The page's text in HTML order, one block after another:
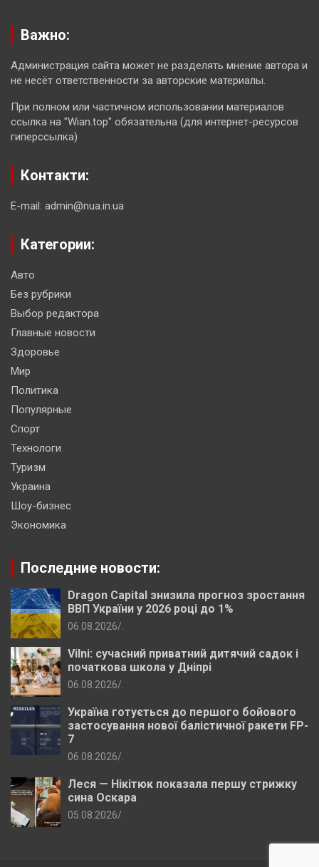
Важно:
Администрация сайта может не разделять мнение автора и
не несёт ответственности за авторские материалы.
При полном или частичном использовании материалов
ссылка на "Wian.top" обязательна (для интернет-ресурсов
гиперссылка)
Контакти:
E-mail: admin@nua.in.ua
Категории:
Авто
Без рубрики
Выбор редактора
Главные новости
Здоровье
Мир
Политика
Популярные
Спорт
Технологи
Туризм
Украина
Шоу-бизнес
Экономика
Последние новости:
Dragon Capital знизила прогноз зростання
ВВП України у 2026 році до 1%
06.08.2026
Vilni: сучасний приватний дитячий садок і
початкова школа у Дніпрі
06.08.2026
Україна готується до першого бойового
застосування нової балістичної ракети FP-
7
06.08.2026
Леся — Нікітюк показала першу стрижку
сина Оскара
05.08.2026